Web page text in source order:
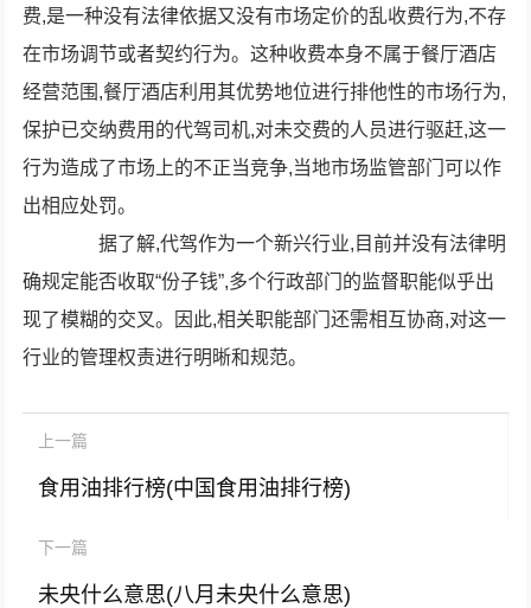
费,是一种没有法律依据又没有市场定价的乱收费行为,不存
在市场调节或者契约行为。这种收费本身不属于餐厅酒店
经营范围,餐厅酒店利用其优势地位进行排他性的市场行为,
保护已交纳费用的代驾司机,对未交费的人员进行驱赶,这一
行为造成了市场上的不正当竞争,当地市场监管部门可以作
出相应处罚。
据了解,代驾作为一个新兴行业,目前并没有法律明
确规定能否收取“份子钱”,多个行政部门的监督职能似乎出
现了模糊的交叉。因此,相关职能部门还需相互协商,对这一
行业的管理权责进行明晰和规范。
上一篇
食用油排行榜(中国食用油排行榜)
下一篇
未央什么意思(八月未央什么意思)